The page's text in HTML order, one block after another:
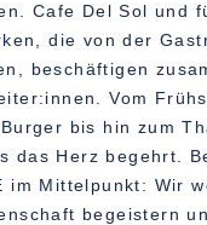
Cafe Del Sol und
die von der
beschäftigen
Vom
bis hin zum
das Herz begehrt.
im Mittelpunkt: Wir
begeistern